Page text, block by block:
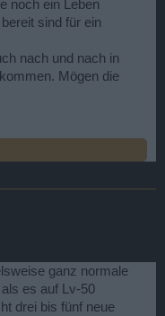
noch ein Leben
sind für ein
nach und nach in
Mögen die
ganz normale
es auf Lv-50
drei bis fünf neue